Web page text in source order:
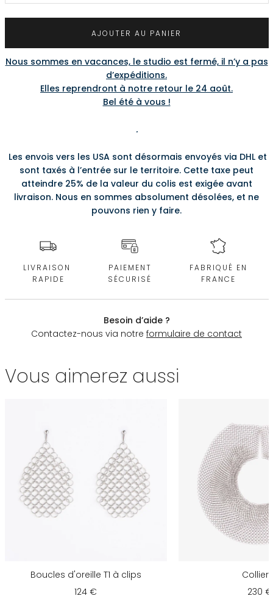
AJOUTER AU PANIER
Nous sommes en vacances, le studio est fermé, il n’y a pas
d’expéditions.
Elles reprendront à notre retour le 24 août.
Bel été à vous !
.
Les envois vers les USA sont désormais envoyés via DHL et
sont taxés à l’entrée sur le territoire. Cette taxe peut
atteindre 25% de la valeur du colis est exigée avant
livraison. Nous en sommes absolument désolées, et ne
pouvons rien y faire.
LIVRAISON
RAPIDE
PAIEMENT
SÉCURISÉ
FABRIQUÉ EN
FRANCE
Besoin d’aide ?
Contactez-nous via notre formulaire de contact
Vous aimerez aussi
Boucles d'oreille T1 à clips
124 €
Collier
230 €